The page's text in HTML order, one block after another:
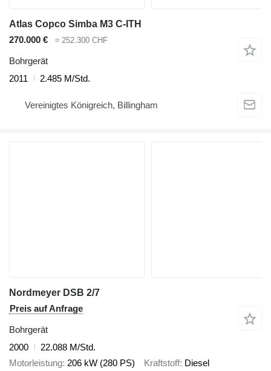
Atlas Copco Simba M3 C-ITH
270.000 €
≈ 252.300 CHF
Bohrgerät
2011
2.485 M/Std.
Vereinigtes Königreich, Billingham
Nordmeyer DSB 2/7
Preis auf Anfrage
Bohrgerät
2000
22.088 M/Std.
Motorleistung 206 kW (280 PS) Kraftstoff Diesel